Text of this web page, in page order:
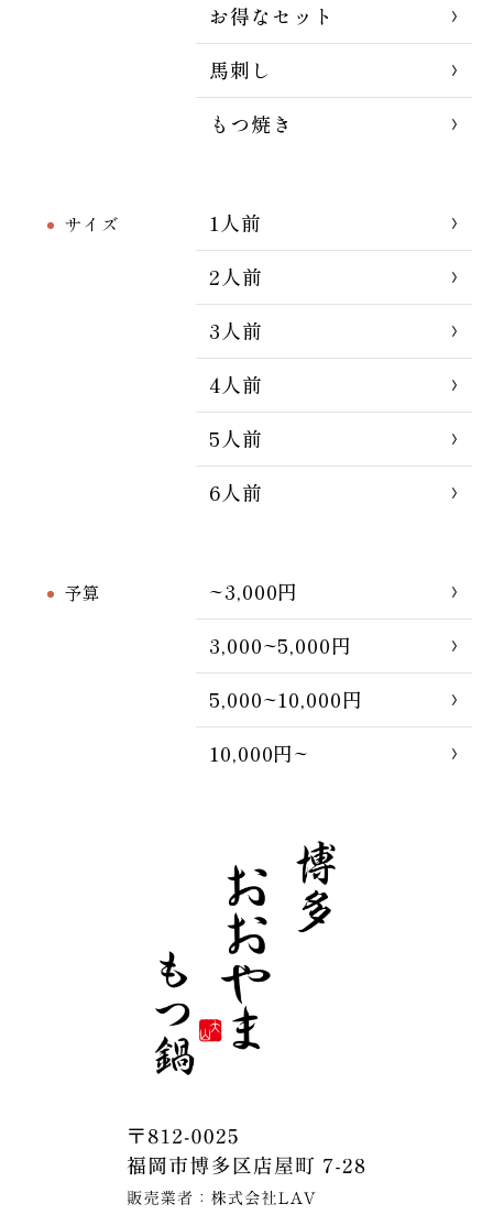
お得なセット
馬刺し
もつ焼き
サイズ
1人前
2人前
3人前
4人前
5人前
6人前
予算
~3,000円
3,000~5,000円
5,000~10,000円
10,000円~